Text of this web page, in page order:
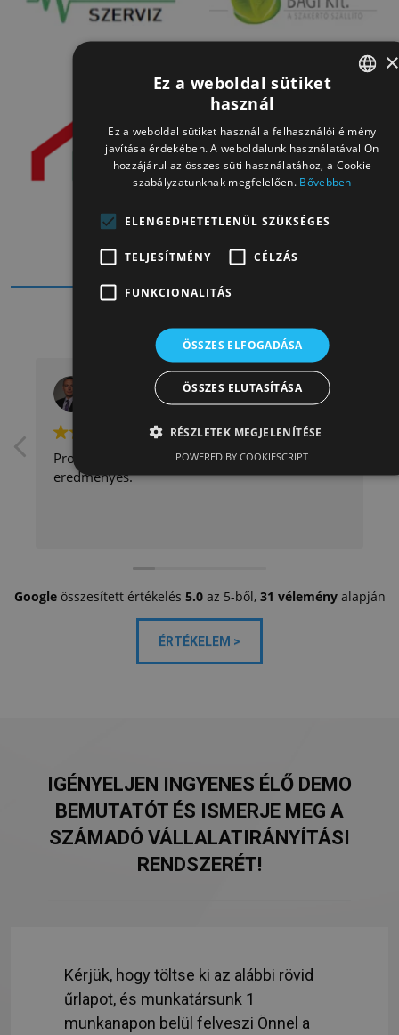
ÜGYFELEINK VISSZAJELZÉSEI
Tibor Bálint
Profi, udvarias, segítőkész. Megbízható és
eredményes.
Googleösszesített értékelés 5.0az 5-ből, 31 véleményalapján
ÉRTÉKELEM >
IGÉNYELJEN INGYENES ÉLŐ DEMO
BEMUTATÓT ÉS ISMERJE MEG A
SZÁMADÓ VÁLLALATIRÁNYÍTÁSI
RENDSZERÉT!
Kérjük, hogy töltse ki az alábbi rövid
űrlapot, és munkatársunk 1
munkanapon belül felveszi Önnel a
HUNGARIAN
Ez a weboldal sütiket
használ
Ez a weboldal sütiket használ a felhasználói élmény
javítása érdekében. A weboldalunk használatával Ön
hozzájárul az összes süti használatához, a Cookie
szabályzatunknak megfelelően. Bővebben
ELENGEDHETETLENÜL SZÜKSÉGES
TELJESÍTMÉNY CÉLZÁS
FUNKCIONALITÁS
ÖSSZES ELFOGADÁSA
ÖSSZES ELUTASÍTÁSA
RÉSZLETEK MEGJELENÍTÉSE
POWERED BY COOKIESCRIPT